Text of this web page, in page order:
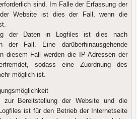
sind. Im Falle der Erfassung der
Website ist dies der Fall, wenn die
der Daten in Logfiles ist dies nach
der Fall. Eine darüberhinausgehende
diesem Fall werden die IP-Adressen der
sodass eine Zuordnung des
möglich ist.
zur Bereitstellung der Website und die
ist für den Betrieb der Internetseite